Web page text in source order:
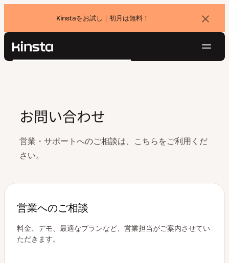
Kinstaをお試し｜初月は無料！
バ
ナ
を
Kinsta®
ン
リソース
お問い合わせ
検
お問い合わせ
営業・サポートへのご相談は、こちらをご利用くだ
さい。
営業へのご相談
料金、デモ、最適なプランなど、営業担当がご案内させてい
ただきます。